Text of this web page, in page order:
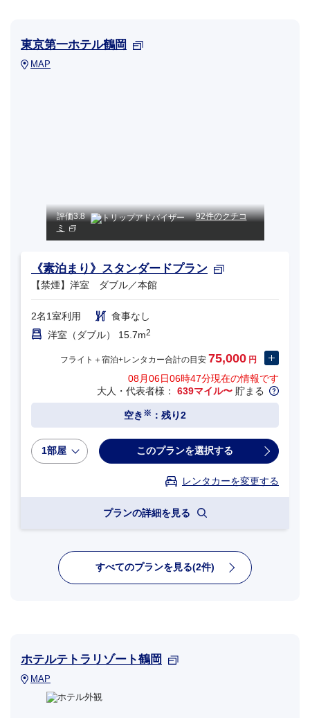
東京第一ホテル鶴岡
MAP
評価3.8
92件のクチコ
ミ
《素泊まり》スタンダードプラン
【禁煙】洋室 ダブル／本館
2名1室利用
食事なし
洋室（ダブル） 15.7m2
フライト＋宿泊+レンタカー合計の目安 75,000 円
08月06日06時47分現在の情報です
大人・代表者様： 639マイル〜 貯まる
空き ※ ：残り2
1部屋 このプランを選択する
レンタカーを変更する
プランの詳細を見る
すべてのプランを見る(2件)
ホテルテトラリゾート鶴岡
MAP